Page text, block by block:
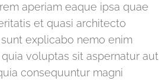
aperiam eaque ipsa quae
et quasi architecto
explicabo nemo enim
voluptas sit aspernatur aut
consequuntur magni